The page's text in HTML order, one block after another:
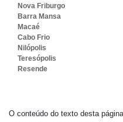
Nova Friburgo
Barra Mansa
Macaé
Cabo Frio
Nilópolis
Teresópolis
Resende
O conteúdo do texto desta